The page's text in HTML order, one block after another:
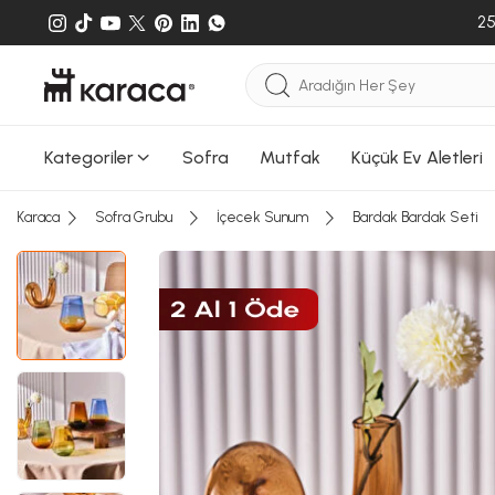
Kategoriler Sofra Mutfak Küçük Ev Aletleri
Sepete
Karaca Sofra Grubu İçecek Sunum Bardak Bardak Seti